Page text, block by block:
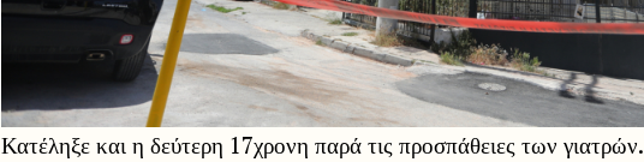
Κατέληξε και η δεύτερη 17χρονη παρά τις προσπάθειες των γιατρών.